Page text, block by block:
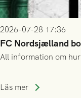
2026-07-28 17:36
FC Nordsjælland
All information om
Läs mer